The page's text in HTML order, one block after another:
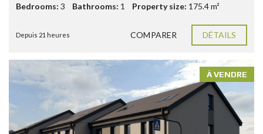
Bedrooms: 3 Bathrooms: 1 Property size: 175.4 m²
Depuis 21 heures COMPARER DÉTAILS
À VENDRE